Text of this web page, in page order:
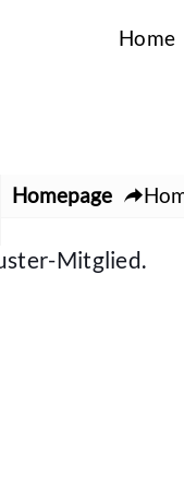
Home
Homepage
Mitglied.